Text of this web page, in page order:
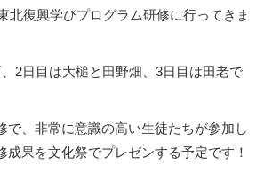
北復興学びプログラム研修に行ってきま
2日目は大槌と田野畑、3日目は田老で
で、非常に意識の高い生徒たちが参加し
成果を文化祭でプレゼンする予定です！